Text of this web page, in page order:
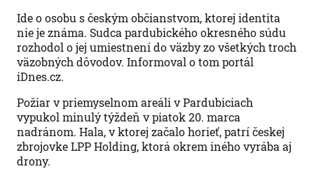
Ide o osobu s českým občianstvom, ktorej identita
nie je známa. Sudca pardubického okresného súdu
rozhodol o jej umiestnení do väzby zo všetkých troch
väzobných dôvodov. Informoval o tom portál
iDnes.cz.
Požiar v priemyselnom areáli v Pardubiciach
vypukol minulý týždeň v piatok 20. marca
nadránom. Hala, v ktorej začalo horieť, patrí českej
zbrojovke LPP Holding, ktorá okrem iného vyrába aj
drony.